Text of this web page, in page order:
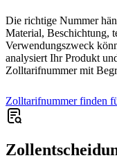
Die richtige Nummer
Material, Beschichtung,
Verwendungszweck
analysiert Ihr Produkt
Zolltarifnummer mit
Zolltarifnummer finden